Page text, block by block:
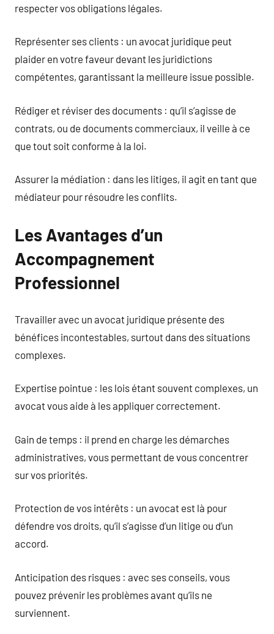
respecter vos obligations légales.
Représenter ses clients : un avocat juridique peut
plaider en votre faveur devant les juridictions
compétentes, garantissant la meilleure issue possible.
Rédiger et réviser des documents : qu’il s’agisse de
contrats, ou de documents commerciaux, il veille à ce
que tout soit conforme à la loi.
Assurer la médiation : dans les litiges, il agit en tant que
médiateur pour résoudre les conflits.
Les Avantages d’un
Accompagnement
Professionnel
Travailler avec un avocat juridique présente des
bénéfices incontestables, surtout dans des situations
complexes.
Expertise pointue : les lois étant souvent complexes, un
avocat vous aide à les appliquer correctement.
Gain de temps : il prend en charge les démarches
administratives, vous permettant de vous concentrer
sur vos priorités.
Protection de vos intérêts : un avocat est là pour
défendre vos droits, qu’il s’agisse d’un litige ou d’un
accord.
Anticipation des risques : avec ses conseils, vous
pouvez prévenir les problèmes avant qu’ils ne
surviennent.